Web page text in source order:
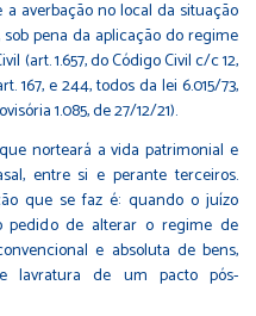
averbação no local da situação
pena da aplicação do regime
(art. 1.657, do Código Civil c/c 12,
167, e 244, todos da lei 6.015/73,
1.085, de 27/12/21).
norteará a vida patrimonial e
entre si e perante terceiros.
que se faz é: quando o juízo
pedido de alterar o regime de
e absoluta de bens,
lavratura de um pacto pós-